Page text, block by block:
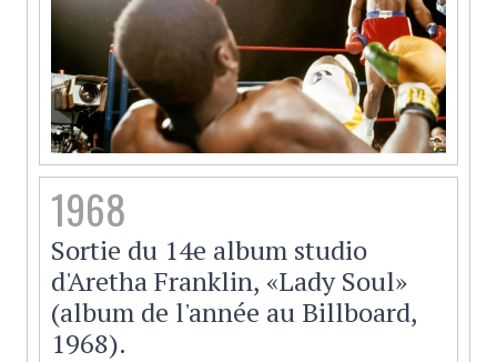
1968
Sortie du 14e album studio
d'Aretha Franklin, «Lady Soul»
(album de l'année au Billboard,
1968).